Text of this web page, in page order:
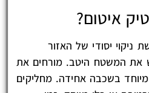
איטום?
ניקוי יסודי של האזור
את המשטח היטב. מורחים את
בשכבה אחידה. מחליקים